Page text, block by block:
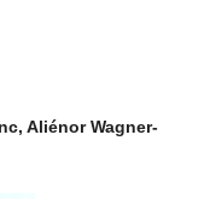
Aliénor Wagner-